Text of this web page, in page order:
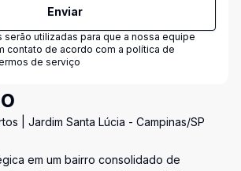
Enviar
serão utilizadas para que a nossa equipe
contato de acordo com a política de
de serviço
| Jardim Santa Lúcia - Campinas/SP
em um bairro consolidado de